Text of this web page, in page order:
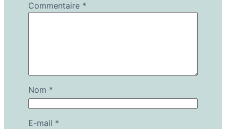
Commentaire *
Nom *
E-mail *